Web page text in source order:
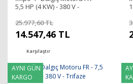
5,5 HP (4 KW) - 380 V -
25.977,60 TL
14.547,46 TL
Karşılaştır
AYNI GÜN
KARGO